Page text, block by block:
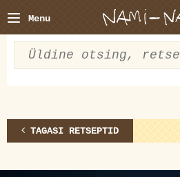
Menu
TAGASI RETSEPTID